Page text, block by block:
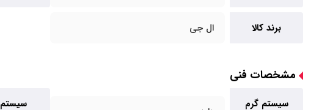
برند کالا ال جی
مشخصات فنی
سیستم گرم سیستم